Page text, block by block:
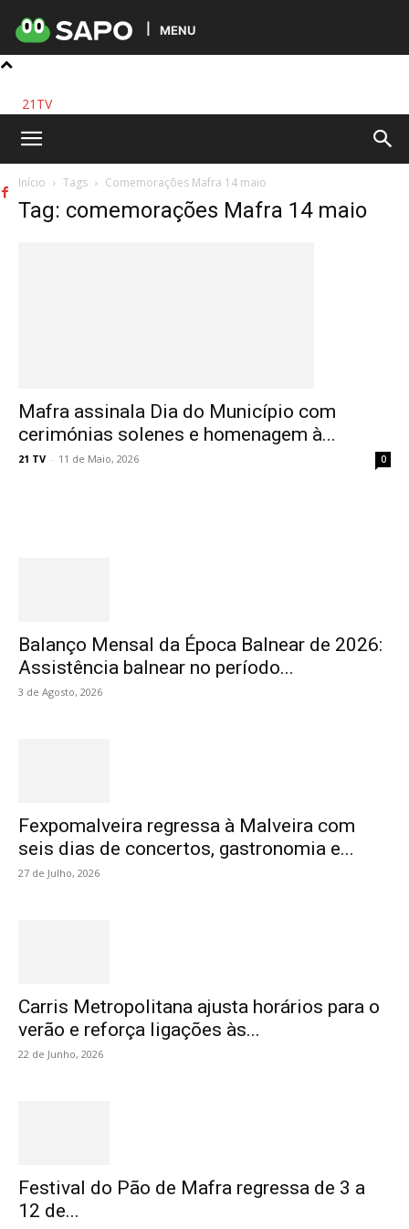
MENU
21TV
Início Tags Comemorações Mafra 14 maio
Tag: comemorações Mafra 14 maio
Mafra assinala Dia do Município com
cerimónias solenes e homenagem à...
21 TV - 11 de Maio, 2026 0
Balanço Mensal da Época Balnear de 2026:
Assistência balnear no período...
3 de Agosto, 2026
Fexpomalveira regressa à Malveira com
seis dias de concertos, gastronomia e...
27 de Julho, 2026
Carris Metropolitana ajusta horários para o
verão e reforça ligações às...
22 de Junho, 2026
Festival do Pão de Mafra regressa de 3 a
12 de...